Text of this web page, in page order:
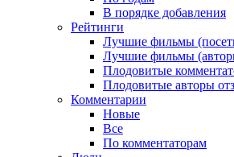
В порядке добавления
Рейтинги
Лучшие фильмы
Лучшие фильмы
Плодовитые
Плодовитые авторы
Комментарии
Новые
Все
По комментаторам